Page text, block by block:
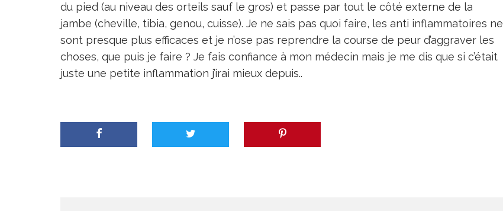
du pied (au niveau des orteils sauf le gros) et passe par tout le côté externe de la
jambe (cheville, tibia, genou, cuisse). Je ne sais pas quoi faire, les anti inflammatoires ne
sont presque plus efficaces et je n’ose pas reprendre la course de peur d’aggraver les
choses, que puis je faire ? Je fais confiance à mon médecin mais je me dis que si c’était
juste une petite inflammation j’irai mieux depuis..